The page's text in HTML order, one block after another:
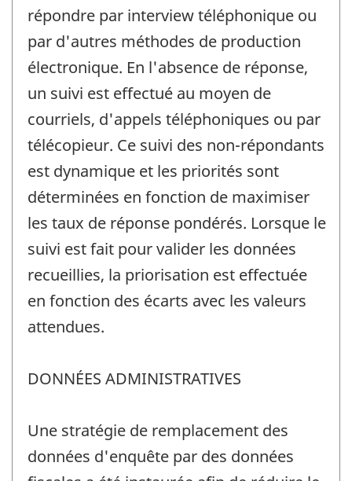
répondre par interview téléphonique ou
par d'autres méthodes de production
électronique. En l'absence de réponse,
un suivi est effectué au moyen de
courriels, d'appels téléphoniques ou par
télécopieur. Ce suivi des non-répondants
est dynamique et les priorités sont
déterminées en fonction de maximiser
les taux de réponse pondérés. Lorsque le
suivi est fait pour valider les données
recueillies, la priorisation est effectuée
en fonction des écarts avec les valeurs
attendues.
DONNÉES ADMINISTRATIVES
Une stratégie de remplacement des
données d'enquête par des données